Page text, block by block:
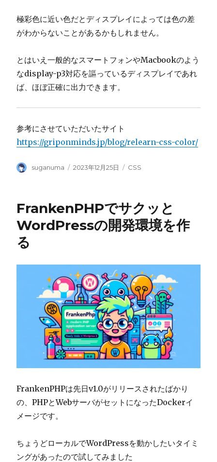
極彩色に近い色だとディスプレイによっては色の差
がわからないことがあるかもしれません。
とはいえ一般的なスマートフォンやMacbookのよう
なdisplay-p3対応を謳っているディスプレイであれ
ば、ほぼ正確に出力できます。
参考にさせていただいたサイト
https://griponminds.jp/blog/relearn-css-color/
Author
suganuma
Posted
2023年12月25日 Categories
CSS
FrankenPHPでサクッと
WordPressの開発環境を作
る
FrankenPHPは先日v1.0がリリースされたばかり
の、PHPとWebサーバがセットになったDockerイ
メージです。
ちょうどローカルでWordPressを動かしたいタイミ
ングがあったので試してみました